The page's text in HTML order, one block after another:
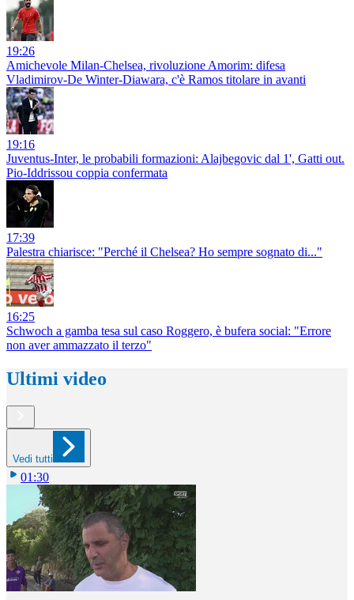
19:26
Amichevole Milan-Chelsea, rivoluzione Amorim: difesa
Vladimirov-De Winter-Diawara, c'è Ramos titolare in avanti
19:16
Juventus-Inter, le probabili formazioni: Alajbegovic dal 1', Gatti out.
Pio-Iddrissou coppia confermata
17:39
Palestra chiarisce: "Perché il Chelsea? Ho sempre sognato di..."
16:25
Schwoch a gamba tesa sul caso Roggero, è bufera social: "Errore
non aver ammazzato il terzo"
Ultimi video
Vedi tutti
01:30